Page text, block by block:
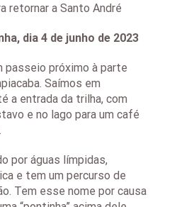
retornar a Santo André
dia 4 de junho de 2023
passeio próximo à parte
Saímos em
a entrada da trilha, com
e no lago para um café
por águas límpidas,
e tem um percurso de
Tem esse nome por causa